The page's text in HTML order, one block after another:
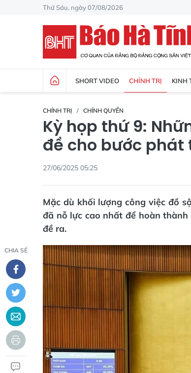
Thứ Sáu, ngày 07/08/2026
SHORT VIDEO CHÍNH TRỊ KINH
CHÍNH TRỊ CHÍNH QUYỀN
Kỳ họp thứ 9:
đề cho bước phát
27/06/2025 05:25
Mặc dù khối lượng công việc đồ
đã nỗ lực cao nhất để hoàn
đề ra.
CHIA SẺ